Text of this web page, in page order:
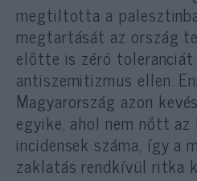
megtiltotta a
megtartását az ország
előtte is zéró
antiszemitizmus ellen.
Magyarország azon
egyike, ahol nem nőtt az
incidensek száma, így a
zaklatás rendkívül ritka